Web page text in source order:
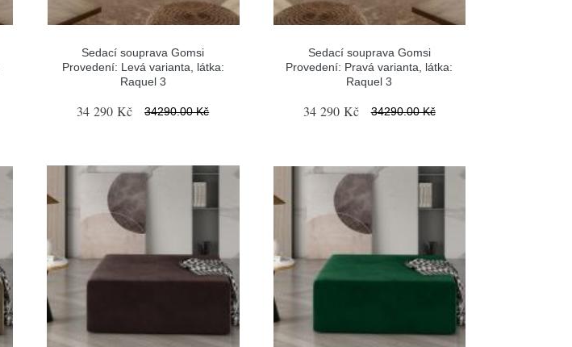
Sedací souprava Gomsi
Provedení: Levá varianta, látka:
Raquel 3
34 290 Kč 34290.00 Kč
Sedací souprava Gomsi
Provedení: Pravá varianta, látka:
Raquel 3
34 290 Kč 34290.00 Kč